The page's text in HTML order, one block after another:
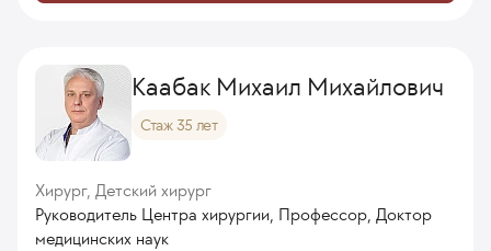
Каабак Михаил Михайлович
Стаж 35 лет
Хирург, Детский хирург
Руководитель Центра хирургии, Профессор, Доктор
медицинских наук